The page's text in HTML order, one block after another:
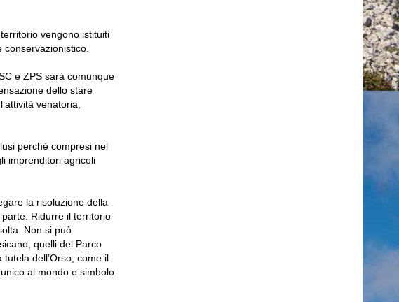
vengono istituiti
e ZPS sarà comunque
dello stare
venatoria,
perché compresi nel
imprenditori agricoli
la risoluzione della
Ridurre il territorio
Non si può
quelli del Parco
dell’Orso, come il
al mondo e simbolo